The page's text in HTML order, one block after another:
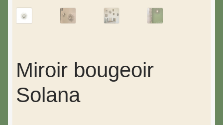
Miroir bougeoir
Solana